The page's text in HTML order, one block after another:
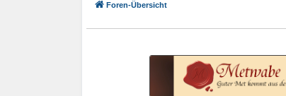
Foren-Übersicht